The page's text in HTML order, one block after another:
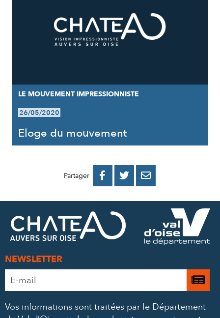
LE MOUVEMENT IMPRESSIONNISTE
26/05/2020
Eloge du mouvement
Partager 
PARTAGER
FACEBOOK
PARTAGER
PARTAGER
MAIL
NEWSLETTER
Adresse
e-
*
Je
à
Vos informations sont traitées par le Département